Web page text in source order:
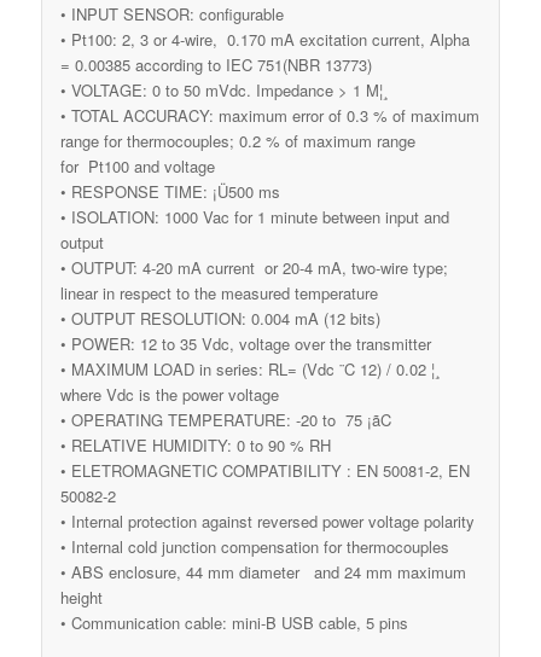
• INPUT SENSOR: configurable
• Pt100: 2, 3 or 4-wire, 0.170 mA excitation current, Alpha
= 0.00385 according to IEC 751(NBR 13773)
• VOLTAGE: 0 to 50 mVdc. Impedance > 1 M¦¸
• TOTAL ACCURACY: maximum error of 0.3 % of maximum
range for thermocouples; 0.2 % of maximum range
for Pt100 and voltage
• RESPONSE TIME: ¡Ü500 ms
• ISOLATION: 1000 Vac for 1 minute between input and
output
• OUTPUT: 4-20 mA current or 20-4 mA, two-wire type;
linear in respect to the measured temperature
• OUTPUT RESOLUTION: 0.004 mA (12 bits)
• POWER: 12 to 35 Vdc, voltage over the transmitter
• MAXIMUM LOAD in series: RL= (Vdc ¨C 12) / 0.02 ¦¸
where Vdc is the power voltage
• OPERATING TEMPERATURE: -20 to 75 ¡ãC
• RELATIVE HUMIDITY: 0 to 90 % RH
• ELETROMAGNETIC COMPATIBILITY : EN 50081-2, EN
50082-2
• Internal protection against reversed power voltage polarity
• Internal cold junction compensation for thermocouples
• ABS enclosure, 44 mm diameter and 24 mm maximum
height
• Communication cable: mini-B USB cable, 5 pins